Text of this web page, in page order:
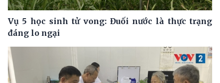
Vụ 5 học sinh tử vong: Đuối nước là thực trạng
đáng lo ngại